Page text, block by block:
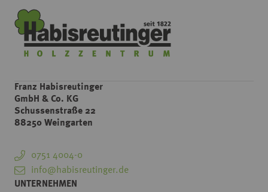
Franz Habisreutinger
GmbH & Co. KG
Schussenstraße 22
88250 Weingarten
0751 4004-0
info@habisreutinger.de
UNTERNEHMEN